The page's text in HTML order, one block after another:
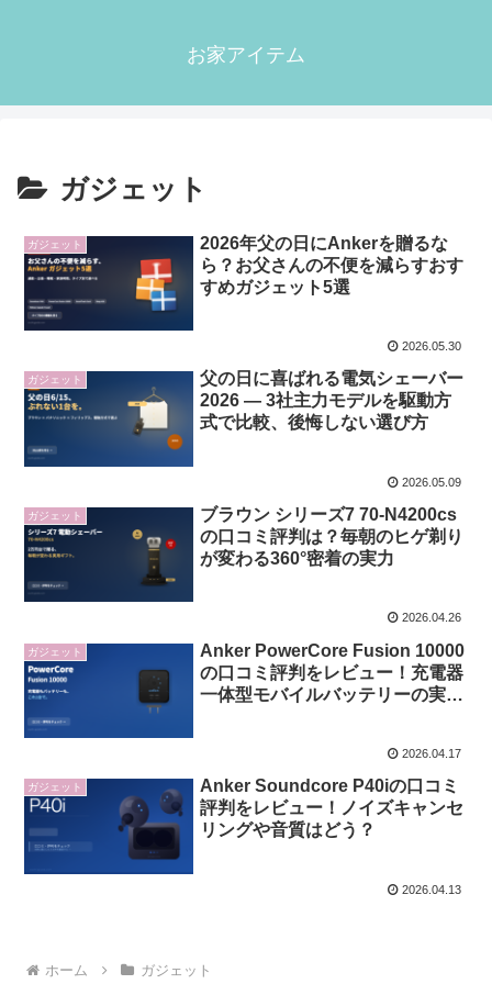
お家アイテム
ガジェット
ガジェット
2026年父の日にAnkerを贈るな
ら？お父さんの不便を減らすおす
すめガジェット5選
2026.05.30
ガジェット
父の日に喜ばれる電気シェーバー
2026 ― 3社主力モデルを駆動方
式で比較、後悔しない選び方
2026.05.09
ガジェット
ブラウン シリーズ7 70-N4200cs
の口コミ評判は？毎朝のヒゲ剃り
が変わる360°密着の実力
2026.04.26
ガジェット
Anker PowerCore Fusion 10000
の口コミ評判をレビュー！充電器
一体型モバイルバッテリーの実力
2026.04.17
ガジェット
Anker Soundcore P40iの口コミ
評判をレビュー！ノイズキャンセ
リングや音質はどう？
2026.04.13
ホーム ガジェット